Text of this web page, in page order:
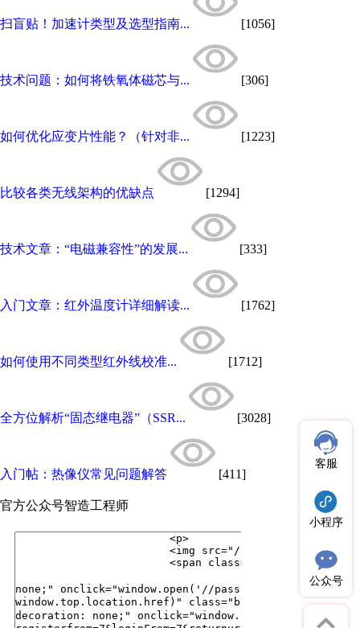
扫盲贴！加速计类型及选型指南... [1056]
技术问题：如何将铁氧体磁芯与... [306]
如何优化应变片性能？（针对非... [1223]
比较各类无线架构的优缺点 [1294]
技术文章：“电磁兼容性”的发展... [333]
入门文章：红外温度计详细解读... [1762]
如何使用不同类型红外线校准... [1712]
全方位解析“固态继电器”（SSR... [3028]
入门帖：热像仪常见问题解答 [411]
官方公众号智造工程师
客服
小程序
公众号